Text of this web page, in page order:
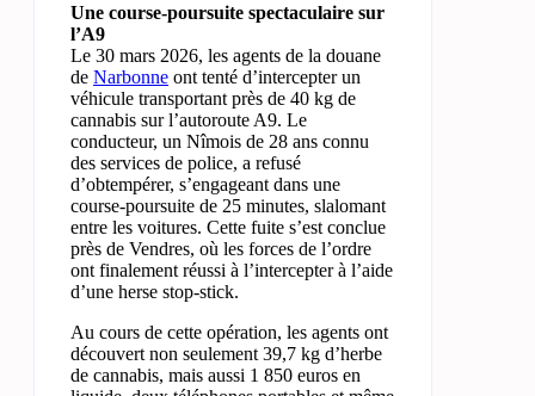
Une course-poursuite spectaculaire sur
l’A9
Le 30 mars 2026, les agents de la douane
de Narbonne ont tenté d’intercepter un
véhicule transportant près de 40 kg de
cannabis sur l’autoroute A9. Le
conducteur, un Nîmois de 28 ans connu
des services de police, a refusé
d’obtempérer, s’engageant dans une
course-poursuite de 25 minutes, slalomant
entre les voitures. Cette fuite s’est conclue
près de Vendres, où les forces de l’ordre
ont finalement réussi à l’intercepter à l’aide
d’une herse stop-stick.
Au cours de cette opération, les agents ont
découvert non seulement 39,7 kg d’herbe
de cannabis, mais aussi 1 850 euros en